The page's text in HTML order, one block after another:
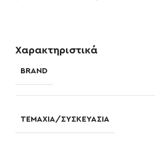
Χαρακτηριστικά
BRAND
ΤΕΜΆΧΙΑ/ΣΥΣΚΕΥΑΣΊΑ